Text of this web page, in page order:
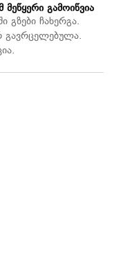
მეწყერი გამოიწვია
გზები ჩახერგა.
გავრცელებულა.